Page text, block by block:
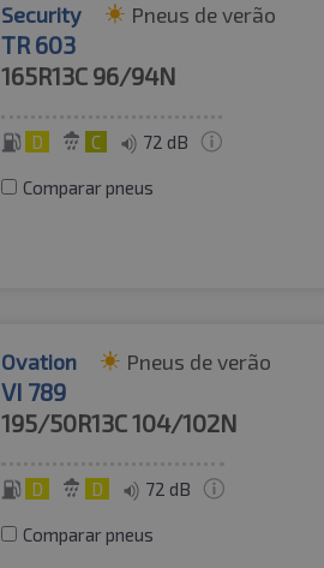
Security Pneus de verão
TR 603
165R13C 96/94N
D C 72 dB
Comparar pneus
Ovation Pneus de verão
VI 789
195/50R13C104/102N
D D 72 dB
Comparar pneus